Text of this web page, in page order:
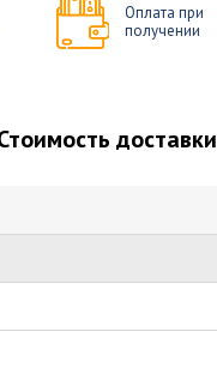
Оплата при
получении
доставки